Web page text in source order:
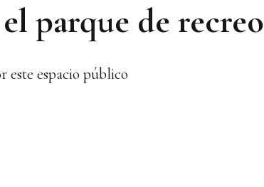
parque de recreo
este espacio público